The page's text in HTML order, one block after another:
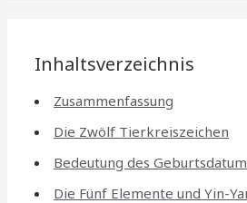
Inhaltsverzeichnis
Zusammenfassung
Die Zwölf Tierkreiszeichen
Bedeutung des
Die Fünf Elemente und Yin-